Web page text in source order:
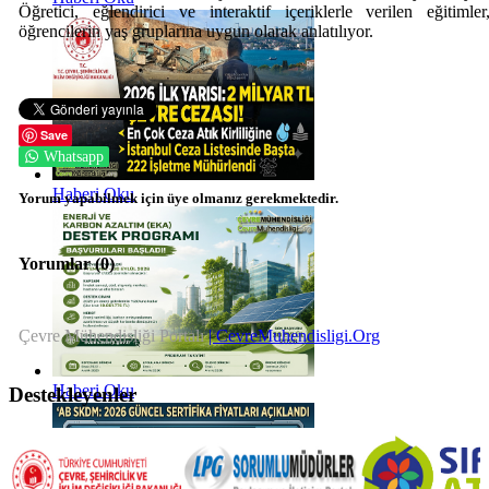
Haberi Oku
Haberi Oku
Öğretici, eğlendirici ve interaktif içeriklerle verilen
öğrencilerin yaş gruplarına uygun olarak anlatılıyor.
Save
Whatsapp
Yorum yapabilmek için üye olmanız gerekmektedir.
Yorumlar (0)
Çevre Mühendisliği Portalı| CevreMuhendisligi.Org
Destekleyenler